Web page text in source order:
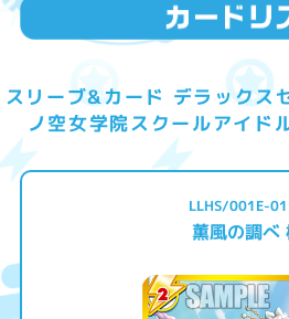
スリーブ&カード デラックス
ノ空女学院スクールアイド
LLHS/001E-
薫風の調べ